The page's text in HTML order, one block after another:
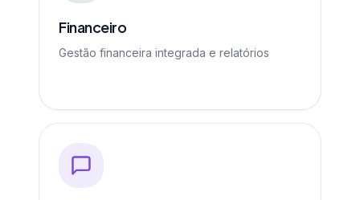
Financeiro
Gestão financeira integrada e relatórios